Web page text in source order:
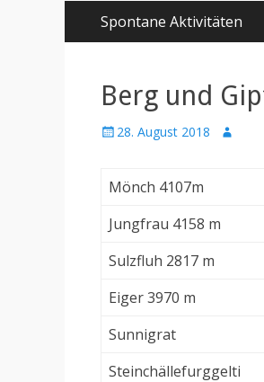
Primäres
Menü
zum
Spontane Aktivitäten
Berg und
Posted
28. August 2018 Author
Mönch 4107m
Jungfrau 4158 m
Sulzfluh 2817 m
Eiger 3970 m
Sunnigrat
Steinchällefurggelti